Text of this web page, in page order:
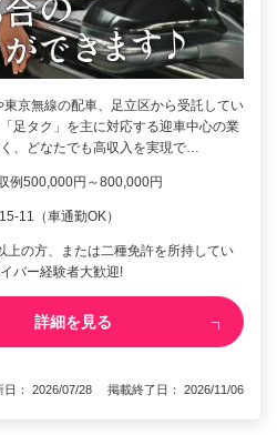
京無線の配車、足立区から受託してい
足タク」を主に対応する迎車中心の業
、どなたでも高収入を実現で…
例500,000円～800,000円
11（車通勤OK）
上の方、または二種免許を所持してい
バー経験者大歓迎!
詳細を見る
日： 2026/07/28 掲載終了日： 2026/11/06